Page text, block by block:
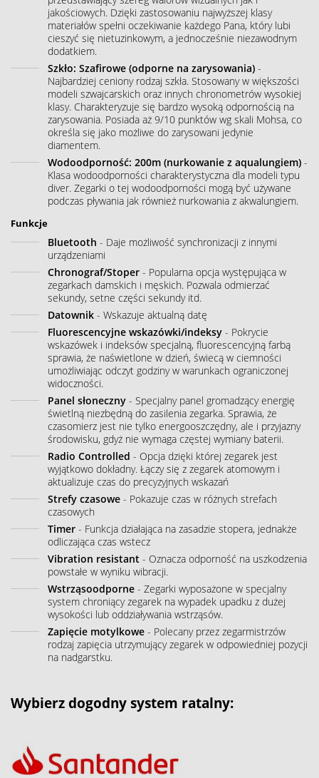
jakościowych. Dzięki zastosowaniu najwyższej klasy
materiałów spełni oczekiwanie każdego Pana, który lubi
cieszyć się nietuzinkowym, a jednocześnie niezawodnym
dodatkiem.
Szkło: Szafirowe (odporne na zarysowania) -
Najbardziej ceniony rodzaj szkła. Stosowany w większości
modeli szwajcarskich oraz innych chronometrów wysokiej
klasy. Charakteryzuje się bardzo wysoką odpornością na
zarysowania. Posiada aż 9/10 punktów wg skali Mohsa, co
określa się jako możliwe do zarysowani jedynie
diamentem.
Wodoodporność: 200m (nurkowanie z aqualungiem) -
Klasa wodoodporności charakterystyczna dla modeli typu
diver. Zegarki o tej wodoodporności mogą być używane
podczas pływania jak również nurkowania z akwalungiem.
Funkcje
Bluetooth - Daje możliwość synchronizacji z innymi
urządzeniami
Chronograf/Stoper - Popularna opcja występująca w
zegarkach damskich i męskich. Pozwala odmierzać
sekundy, setne części sekundy itd.
Datownik - Wskazuje aktualną datę
Fluorescencyjne wskazówki/indeksy - Pokrycie
wskazówek i indeksów specjalną, fluorescencyjną farbą
sprawia, że naświetlone w dzień, świecą w ciemności
umożliwiając odczyt godziny w warunkach ograniczonej
widoczności.
Panel słoneczny - Specjalny panel gromadzący energię
świetlną niezbędną do zasilenia zegarka. Sprawia, że
czasomierz jest nie tylko energooszczędny, ale i przyjazny
środowisku, gdyż nie wymaga częstej wymiany baterii.
Radio Controlled - Opcja dzięki której zegarek jest
wyjątkowo dokładny. Łączy się z zegarek atomowym i
aktualizuje czas do precyzyjnych wskazań
Strefy czasowe - Pokazuje czas w różnych strefach
czasowych
Timer - Funkcja działająca na zasadzie stopera, jednakże
odliczająca czas wstecz
Vibration resistant - Oznacza odporność na uszkodzenia
powstałe w wyniku wibracji.
Wstrząsoodporne - Zegarki wyposażone w specjalny
system chroniący zegarek na wypadek upadku z dużej
wysokości lub oddziaływania wstrząsów.
Zapięcie motylkowe - Polecany przez zegarmistrzów
rodzaj zapięcia utrzymujący zegarek w odpowiedniej pozycji
na nadgarstku.
Wybierz dogodny system ratalny: